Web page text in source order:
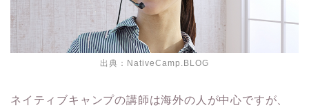
出典：NativeCamp.BLOG
ネイティブキャンプの講師は海外の人が中心ですが、